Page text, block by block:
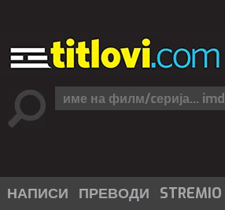
НАПИСИ ПРЕВОДИ STREMIO